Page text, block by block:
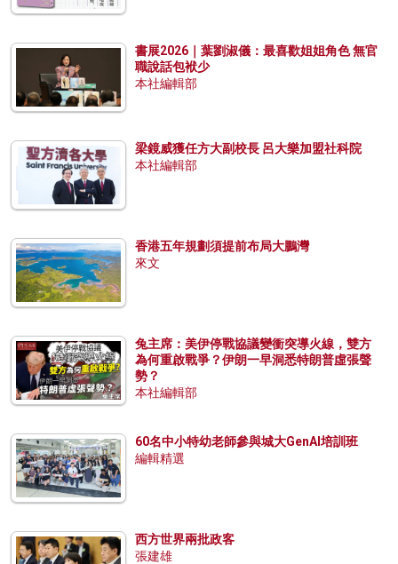
書展2026｜葉劉淑儀：最喜歡姐姐角色 無官
職說話包袱少
本社編輯部
梁鏡威獲任方大副校長 呂大樂加盟社科院
本社編輯部
香港五年規劃須提前布局大鵬灣
來文
兔主席：美伊停戰協議變衝突導火線，雙方
為何重啟戰爭？伊朗一早洞悉特朗普虛張聲
勢？
本社編輯部
60名中小特幼老師參與城大GenAI培訓班
編輯精選
西方世界兩批政客
張建雄